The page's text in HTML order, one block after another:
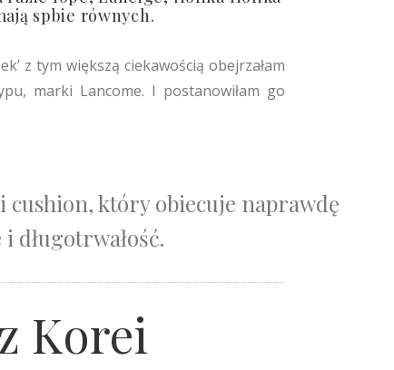
spbie równych.
z tym większą ciekawością obejrzałam
marki Lancome. I postanowiłam go
który obiecuje naprawdę
długotrwałość.
Korei